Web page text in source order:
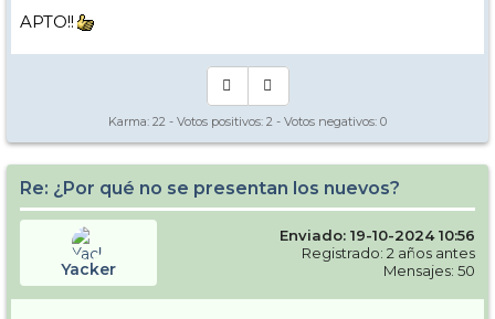
APTO!!
Karma: 22 - Votos positivos: 2 - Votos negativos: 0
Re: ¿Por qué no se presentan los nuevos?
Yacker
Enviado: 19-10-2024 10:56
Registrado: 2 años antes
Mensajes: 50